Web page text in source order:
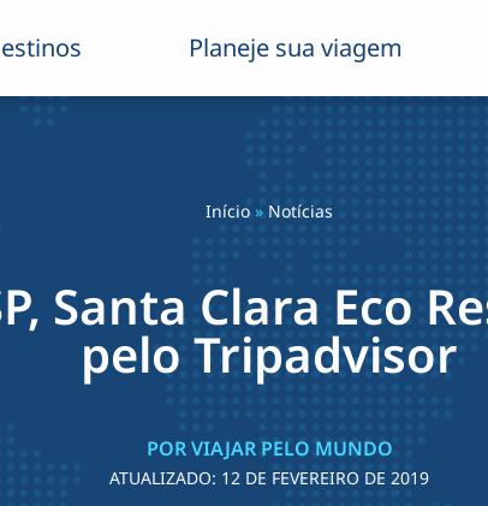
Planeje sua viagem
Início » Notícias
Santa Clara Eco
pelo Tripadvisor
POR VIAJAR PELO MUNDO
ATUALIZADO: 12 DE FEVEREIRO DE 2019